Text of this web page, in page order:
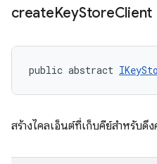
createKeyStoreClient
public abstract
สร้างไคลเอ็นต์ที่เก็บคีย์สําหรับดึ